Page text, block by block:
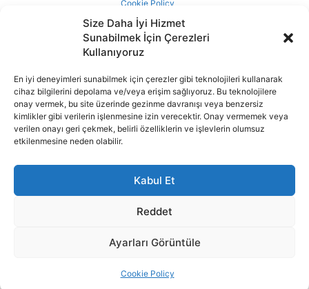
Size Daha İyi Hizmet
Sunabilmek İçin Çerezleri
Kullanıyoruz
En iyi deneyimleri sunabilmek için çerezler gibi teknolojileri kullanarak
cihaz bilgilerini depolama ve/veya erişim sağlıyoruz. Bu teknolojilere
onay vermek, bu site üzerinde gezinme davranışı veya benzersiz
kimlikler gibi verilerin işlenmesine izin verecektir. Onay vermemek veya
verilen onayı geri çekmek, belirli özelliklerin ve işlevlerin olumsuz
etkilenmesine neden olabilir.
Kabul Et
Reddet
Ayarları Görüntüle
Cookie Policy
İnternet portalımızda yer alan tüm haber metini, resim ve benzeri
içeriğin hakları Sigortamedya Yayıncılık A.Ş.'ye aittir. Hiçbir şekilde
basılı ya da elektronik bir ortamda, kaynak gösterilse bile izin
alınmadan kullanılamaz.